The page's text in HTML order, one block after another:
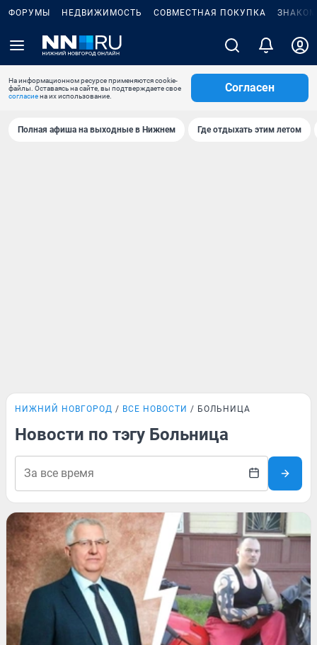
ФОРУМЫ НЕДВИЖИМОСТЬ СОВМЕСТНАЯ ПОКУПКА
На информационном ресурсе применяются cookie-
файлы. Оставаясь на сайте, вы подтверждаете свое
согласиена их использование.
Согласен
Полная афиша на выходные в Нижнем Где отдыхать этим летом
НИЖНИЙ НОВГОРОД ВСЕ НОВОСТИ БОЛЬНИЦА
Новости по тэгу Больница